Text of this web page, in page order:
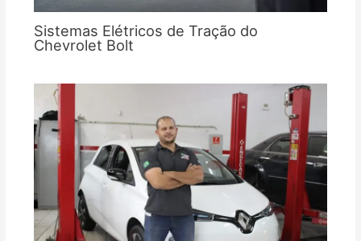
Sistemas Elétricos de Tração do
Chevrolet Bolt